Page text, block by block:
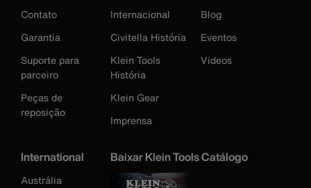
Contato
Garantia
Suporte para
parceiro
Peças de
reposição
Internacional
Civitella História
Klein Tools
História
Klein Gear
Imprensa
Blog
Eventos
Videos
International
Austrália
Baixar Klein Tools Catálogo